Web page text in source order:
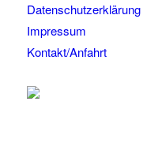
Datenschutzerklärung
Impressum
Kontakt/Anfahrt